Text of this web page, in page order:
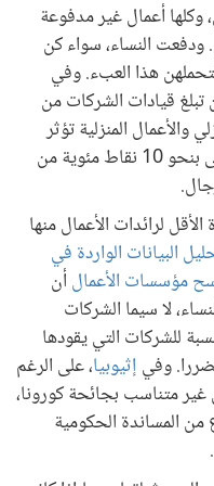
وكلها أعمال غير مدفوعة
ودفعت النساء، سواء كن
هذا العبء. وفي
تبلغ قيادات الشركات من
والأعمال المنزلية تؤثر
على قدرتهن على التركيز في العمل أعلى بنحو 10 نقاط مئوية من
الأقل لرائدات الأعمال منها
البيانات الواردة في
مؤسسات الأعمال أن
لا سيما الشركات
للشركات التي يقودها
وفي إثيوبيا، على الرغم
غير متناسب بجائحة كورونا،
نوع من المساندة الحكومية